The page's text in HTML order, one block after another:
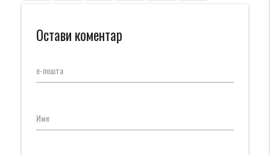
Остави коментар
е-пошта
Име